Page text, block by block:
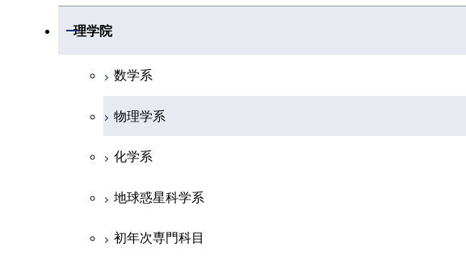
理学院
開閉
数学系
物理学系
化学系
地球惑星科学系
初年次専門科目